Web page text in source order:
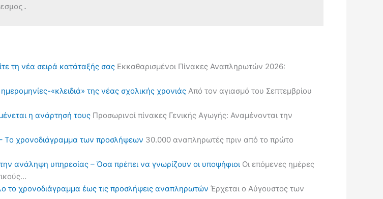
τη νέα σειρά κατάταξής σας Εκκαθαρισμένοι Πίνακες Αναπληρωτών 2026:
«κλειδιά» της νέας σχολικής χρονιάς Από τον αγιασμό του Σεπτεμβρίου
η ανάρτησή τους Προσωρινοί πίνακες Γενικής Αγωγής: Αναμένονται την
Το χρονοδιάγραμμα των προσλήψεων 30.000 αναπληρωτές πριν από το πρώτο
ανάληψη υπηρεσίας – Όσα πρέπει να γνωρίζουν οι υποψήφιοι Οι επόμενες ημέρες
το χρονοδιάγραμμα έως τις προσλήψεις αναπληρωτών Έρχεται ο Αύγουστος των